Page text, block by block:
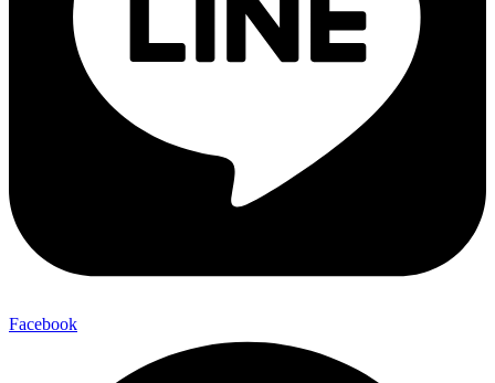
Facebook